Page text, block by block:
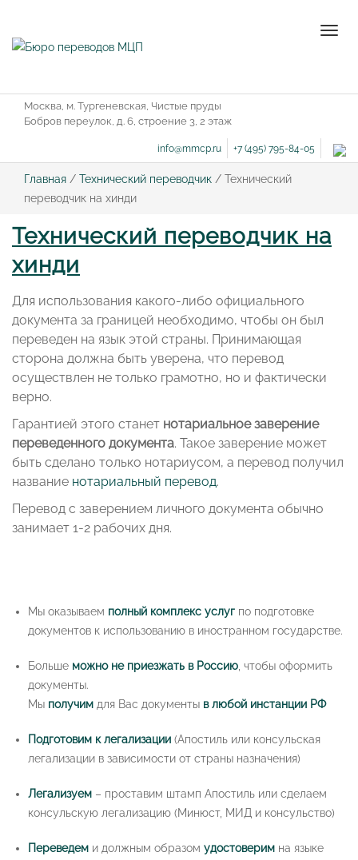
Москва, м. Тургеневская, Чистые пруды
Бобров переулок, д. 6, строение 3, 2 этаж
info@mmcp.ru +7 (495) 795-84-05
Главная / Технический переводчик / Технический
переводчик на хинди
Технический переводчик на
хинди
Для использования какого-либо официального
документа за границей необходимо, чтобы он был
переведен на язык этой страны. Принимающая
сторона должна быть уверена, что перевод
осуществлен не только грамотно, но и фактически
верно.
Гарантией этого станет нотариальное заверение
переведенного документа. Такое заверение может
быть сделано только нотариусом, а перевод получил
название нотариальный перевод.
Перевод с заверением личного документа обычно
занимает 1-2 рабочих дня.
Мы оказываем полный комплекс услуг по подготовке
документов к использованию в иностранном государстве.
Больше можно не приезжать в Россию, чтобы оформить
документы.
Мы получим для Вас документы в любой инстанции РФ
Подготовим к легализации (Апостиль или консульская
легализации в зависимости от страны назначения)
Легализуем – проставим штамп Апостиль или сделаем
консульскую легализацию (Минюст, МИД и консульство)
Переведем и должным образом удостоверим на языке